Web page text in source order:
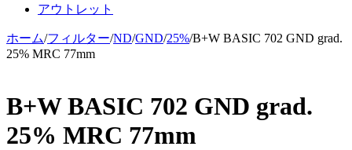
アウトレット
ホーム/フィルター/ND/GND/25%/B+W BASIC 702 GND grad.
25% MRC 77mm
B+W BASIC 702 GND grad.
25% MRC 77mm